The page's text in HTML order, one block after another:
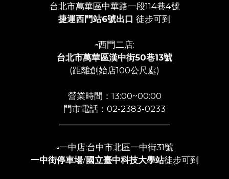
台北市萬華區中華路一段114巷4號
捷運西門站6號出口 徒步可到
▫️西門二店:
台北市萬華區漢中街50巷13號
(距離創始店100公尺處)
營業時間：13:00~00:00
門市電話：02-2383-0233
▫️一中店:台中市北區一中街31號
一中街停車場/國立臺中科技大學站徒步可到